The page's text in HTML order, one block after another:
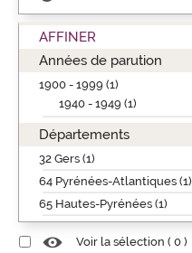
AFFINER
Années de parution
1900 - 1999 (1)
1940 - 1949 (1)
Départements
32 Gers (1)
64 Pyrénées-Atlantiques (1)
65 Hautes-Pyrénées (1)
Voir la sélection ( 0 )